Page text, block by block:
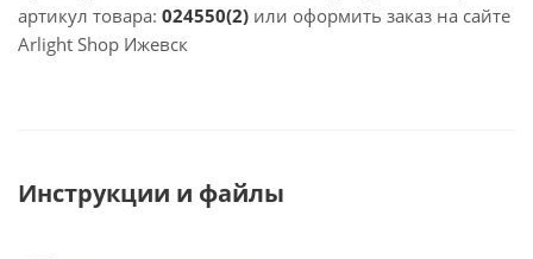
артикул товара: 024550(2) или оформить заказ на сайте
Arlight Shop Ижевск
Инструкции и файлы